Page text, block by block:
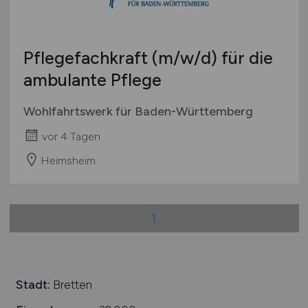
Mecklenburg-Vorpommern
Niedersachsen
Rheinland-Pfalz
Saarland
Sachsen
Schweiz
Pflegefachkraft (m/w/d) für die
ambulante Pflege
Wohlfahrtswerk für Baden-Württemberg
vor 4 Tagen
Heimsheim
1
Stadt: Bretten